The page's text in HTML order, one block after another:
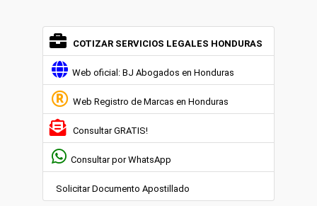
COTIZAR SERVICIOS LEGALES HONDURAS
Web oficial: BJ Abogados en Honduras
Web Registro de Marcas en Honduras
Consultar GRATIS!
Consultar por WhatsApp
Solicitar Documento Apostillado